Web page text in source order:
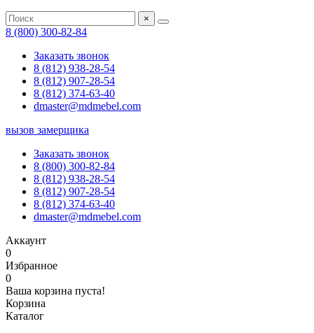
×
8 (800) 300-82-84
Заказать звонок
8 (812) 938-28-54
8 (812) 907-28-54
8 (812) 374-63-40
dmaster@mdmebel.com
вызов замерщика
Заказать звонок
8 (800) 300-82-84
8 (812) 938-28-54
8 (812) 907-28-54
8 (812) 374-63-40
dmaster@mdmebel.com
Аккаунт
0
Избранное
0
Ваша корзина пуста!
Корзина
Каталог